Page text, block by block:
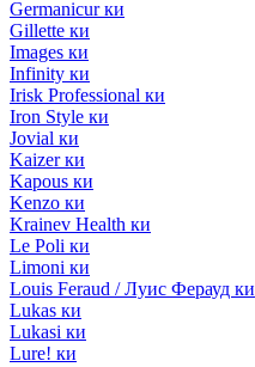
Germanicur ки
Gillette ки
Images ки
Infinity ки
Irisk Professional ки
Iron Style ки
Jovial ки
Kaizer ки
Kapous ки
Kenzo ки
Krainev Health ки
Le Poli ки
Limoni ки
Louis Feraud / Луис Ферауд ки
Lukas ки
Lukasi ки
Lure! ки